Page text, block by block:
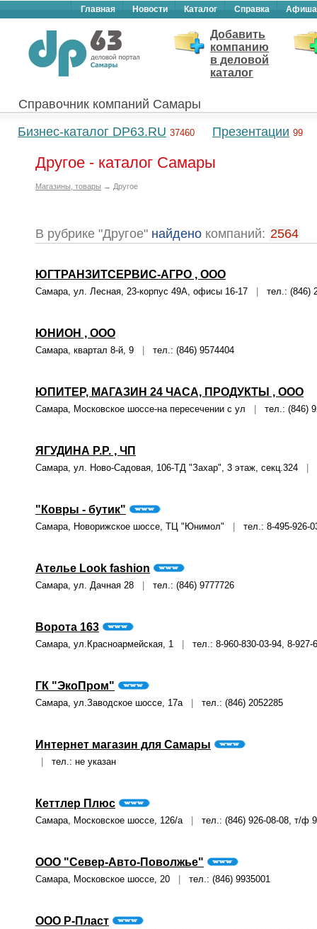
Главная Новости Каталог Справка Афиша
Добавить
компанию
в деловой
каталог
Справочник компаний Самары
Бизнес-каталог DP63.RU 37460 Презентации 99
Другое - каталог Самары
Магазины, товары → Другое
В рубрике "Другое" найдено компаний: 2564
ЮГТРАНЗИТСЕРВИС-АГРО , ООО
Самара, ул. Лесная, 23-корпус 49А, офисы 16-17 тел.: (846)
ЮНИОН , ООО
Самара, квартал 8-й, 9 тел.: (846) 9574404
ЮПИТЕР, МАГАЗИН 24 ЧАСА, ПРОДУКТЫ , ООО
Самара, Московское шоссе-на пересечении с ул тел.: (846)
ЯГУДИНА P.P. , ЧП
Самара, ул. Ново-Садовая, 106-ТД "Захар", 3 этаж, секц.324
"Ковры - бутик"
Самара, Новорижское шоссе, ТЦ "Юнимол" тел.: 8-495-926-
Ателье Look fashion
Самара, ул. Дачная 28 тел.: (846) 9777726
Ворота 163
Самара, ул.Красноармейская, 1 тел.: 8-960-830-03-94, 8-927-
ГК "ЭкоПром"
Самара, ул.Заводское шоссе, 17а тел.: (846) 2052285
Интернет магазин для Самары
тел.: не указан
Кеттлер Плюс
Самара, Московское шоссе, 126/а тел.: (846) 926-08-08, т/ф
ООО "Север-Авто-Поволжье"
Самара, Московское шоссе, 20 тел.: (846) 9935001
ООО Р-Пласт